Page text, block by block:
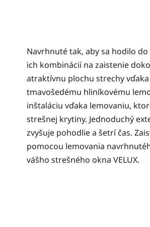
Navrhnuté tak, aby sa hodilo do
ich kombinácií na zaistenie
atraktívnu plochu strechy
tmavošedému hliníkovému
inštaláciu vďaka lemovaniu,
strešnej krytiny. Jednoduchý
zvyšuje pohodlie a šetrí čas.
pomocou lemovania
vášho strešného okna VELUX.